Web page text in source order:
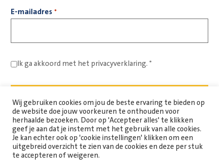
E-mailadres *
Ik ga akkoord met het privacyverklaring. *
Copyright Spaarne Werkt © 2026
Wij gebruiken cookies om jou de beste ervaring te bieden op
de website doe jouw voorkeuren te onthouden voor
herhaalde bezoeken. Door op 'Accepteer alles' te klikken
geef je aan dat je instemt met het gebruik van alle cookies.
Je kan echter ook op 'cookie instellingen' klikken om een
uitgebreid overzicht te zien van de cookies en deze per stuk
te accepteren of weigeren.